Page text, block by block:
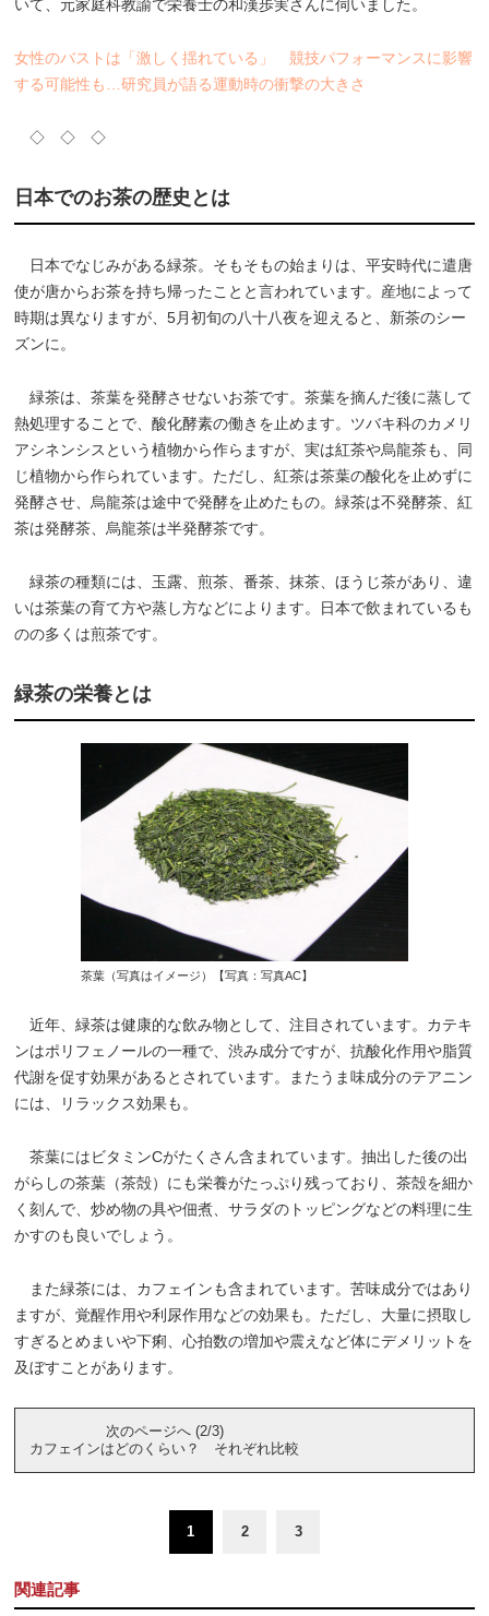
いて、元家庭科教諭で栄養士の和漢歩実さんに伺いました。
女性のバストは「激しく揺れている」 競技パフォーマンスに影響
する可能性も…研究員が語る運動時の衝撃の大きさ
◇ ◇ ◇
日本でのお茶の歴史とは
日本でなじみがある緑茶。そもそもの始まりは、平安時代に遣唐
使が唐からお茶を持ち帰ったことと言われています。産地によって
時期は異なりますが、5月初旬の八十八夜を迎えると、新茶のシー
ズンに。
緑茶は、茶葉を発酵させないお茶です。茶葉を摘んだ後に蒸して
熱処理することで、酸化酵素の働きを止めます。ツバキ科のカメリ
アシネンシスという植物から作らますが、実は紅茶や烏龍茶も、同
じ植物から作られています。ただし、紅茶は茶葉の酸化を止めずに
発酵させ、烏龍茶は途中で発酵を止めたもの。緑茶は不発酵茶、紅
茶は発酵茶、烏龍茶は半発酵茶です。
緑茶の種類には、玉露、煎茶、番茶、抹茶、ほうじ茶があり、違
いは茶葉の育て方や蒸し方などによります。日本で飲まれているも
のの多くは煎茶です。
緑茶の栄養とは
茶葉（写真はイメージ）【写真：写真AC】
近年、緑茶は健康的な飲み物として、注目されています。カテキ
ンはポリフェノールの一種で、渋み成分ですが、抗酸化作用や脂質
代謝を促す効果があるとされています。またうま味成分のテアニン
には、リラックス効果も。
茶葉にはビタミンCがたくさん含まれています。抽出した後の出
がらしの茶葉（茶殻）にも栄養がたっぷり残っており、茶殻を細か
く刻んで、炒め物の具や佃煮、サラダのトッピングなどの料理に生
かすのも良いでしょう。
また緑茶には、カフェインも含まれています。苦味成分ではあり
ますが、覚醒作用や利尿作用などの効果も。ただし、大量に摂取し
すぎるとめまいや下痢、心拍数の増加や震えなど体にデメリットを
及ぼすことがあります。
次のページへ (2/3)
カフェインはどのくらい？ それぞれ比較
1 2 3
関連記事